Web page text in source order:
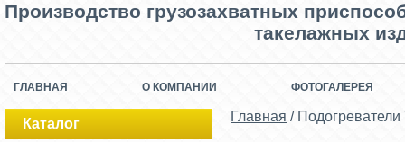
Производство грузозахватных
такелажных
ГЛАВНАЯ О КОМПАНИИ ФОТОГАЛЕРЕЯ
Каталог Главная /